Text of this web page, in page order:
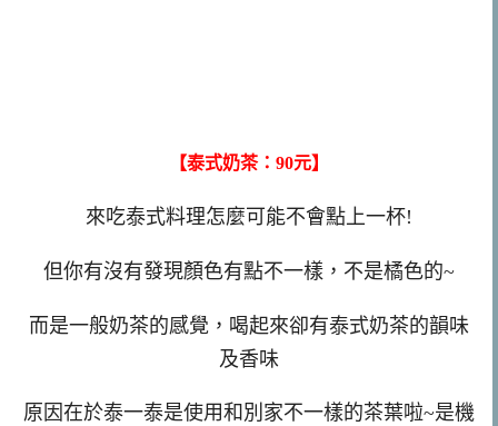
【泰式奶茶：90元】
來吃泰式料理怎麼可能不會點上一杯!
但你有沒有發現顏色有點不一樣，不是橘色的~
而是一般奶茶的感覺，喝起來卻有泰式奶茶的韻味
及香味
原因在於泰一泰是使用和別家不一樣的茶葉啦~是機